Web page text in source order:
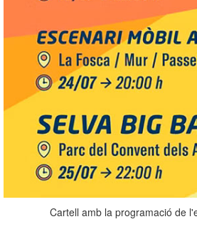
Cartell amb la programació de